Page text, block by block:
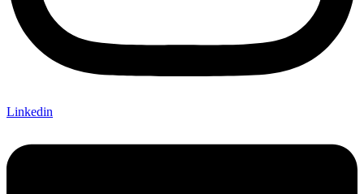
Linkedin